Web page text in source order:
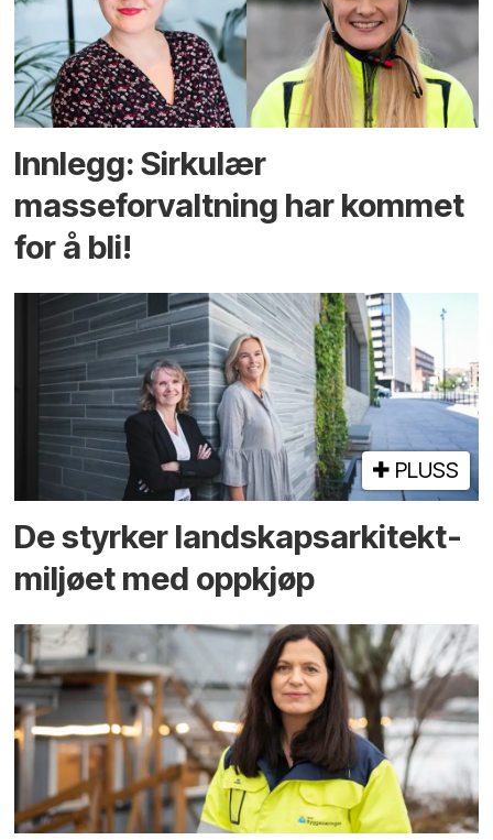
Innlegg: Sirkulær
masseforvaltning har kommet
for å bli!
PLUSS
De styrker landskaps­arkitekt­
miljøet med oppkjøp